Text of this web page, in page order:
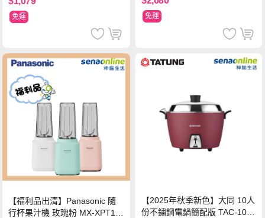
免運 免運
【福利品出清】Panasonic 隨
行杯果汁機 玫瑰粉 MX-XPT10
【2025年秋季新色】大同 10人
份不鏽鋼電鍋簡配版 TAC-10L-